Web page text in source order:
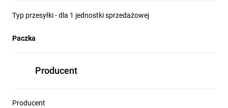
Typ przesyłki - dla 1 jednostki sprzedażowej
Paczka
Producent
Producent